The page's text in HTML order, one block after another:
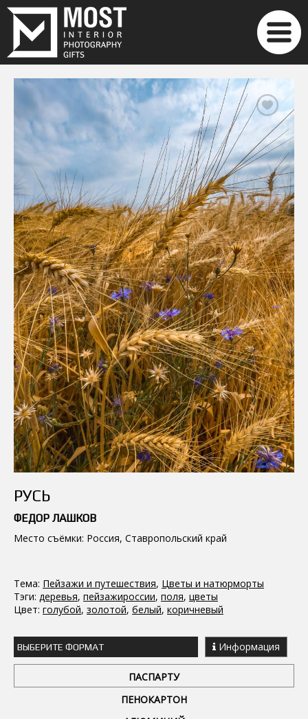
РУСЬ
ФЕДОР ЛАШКОВ
Место съёмки: Россия, Ставропольский край
Тема: Пейзажи и путешествия, Цветы и натюрморты
Тэги: деревья, пейзажироссии, поля, цветы
Цвет: голубой, золотой, белый, коричневый
ВЫБЕРИТЕ ФОРМАТ Информация
ПАСПАРТУ
ПЕНОКАРТОН